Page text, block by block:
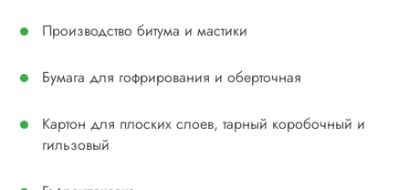
Производство битума и мастики
Бумага для гофрирования и оберточная
Картон для плоских слоев, тарный коробочный и
гильзовый